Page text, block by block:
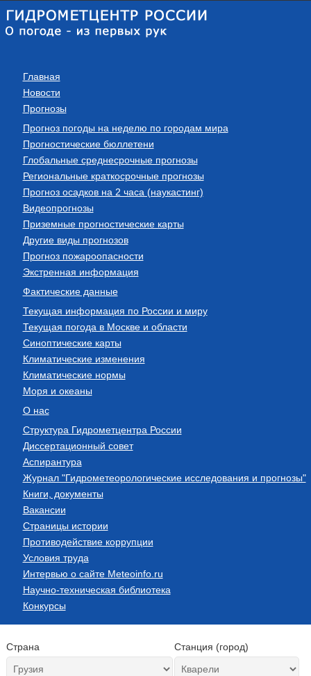
Главная
Новости
Прогнозы
Прогноз погоды на неделю по городам мира
Прогностические бюллетени
Глобальные среднесрочные прогнозы
Региональные краткосрочные прогнозы
Прогноз осадков на 2 часа (наукастинг)
Видеопрогнозы
Приземные прогностические карты
Другие виды прогнозов
Прогноз пожароопасности
Экстренная информация
Фактические данные
Текущая информация по России и миру
Текущая погода в Москве и области
Синоптические карты
Климатические изменения
Климатические нормы
Моря и океаны
О нас
Структура Гидрометцентра России
Диссертационный совет
Аспирантура
Журнал "Гидрометеорологические исследования и прогнозы"
Книги, документы
Вакансии
Страницы истории
Противодействие коррупции
Условия труда
Интервью о сайте Meteoinfo.ru
Научно-техническая библиотека
Конкурсы
Страна Станция (город)